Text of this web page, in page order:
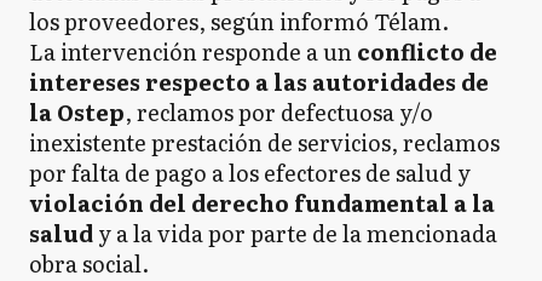
los proveedores, según informó Télam.
La intervención responde a unconflicto de
intereses respecto a las autoridades de
la Ostep, reclamos por defectuosa y/o
inexistente prestación de servicios, reclamos
por falta de pago a los efectores de salud y
violación del derecho fundamental a la
saludy a la vida por parte de la mencionada
obra social.